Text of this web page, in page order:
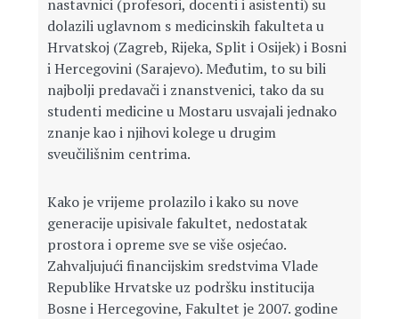
nastavnici (profesori, docenti i asistenti) su
dolazili uglavnom s medicinskih fakulteta u
Hrvatskoj (Zagreb, Rijeka, Split i Osijek) i Bosni
i Hercegovini (Sarajevo). Međutim, to su bili
najbolji predavači i znanstvenici, tako da su
studenti medicine u Mostaru usvajali jednako
znanje kao i njihovi kolege u drugim
sveučilišnim centrima.
Kako je vrijeme prolazilo i kako su nove
generacije upisivale fakultet, nedostatak
prostora i opreme sve se više osjećao.
Zahvaljujući financijskim sredstvima Vlade
Republike Hrvatske uz podršku institucija
Bosne i Hercegovine, Fakultet je 2007. godine